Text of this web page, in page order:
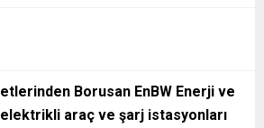
Borusan EnBW Enerji ve
araç ve şarj istasyonları